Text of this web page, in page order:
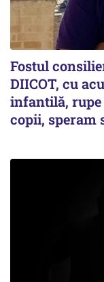
Fostul
DIICOT, cu
infantilă, rupe
copii, speram